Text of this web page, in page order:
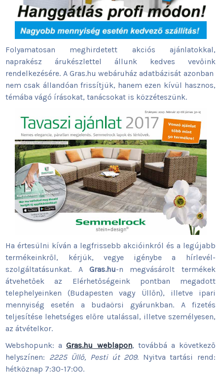
Folyamatosan meghirdetett akciós ajánlatokkal,
naprakész árukészlettel állunk kedves vevőink
rendelkezésére. A Gras.hu webáruház adatbázisát azonban
nem csak állandóan frissítjük, hanem ezen kívül hasznos,
témába vágó írásokat, tanácsokat is közzéteszünk.
Ha értesülni kíván a legfrissebb akcióinkról és a legújabb
termékeinkről, kérjük, vegye igénybe a hírlevél-
szolgáltatásunkat. A Gras.hu-n megvásárolt termékek
átvehetőek az Elérhetőségeink pontban megadott
telephelyeinken (Budapesten vagy Üllőn), illetve ipari
mennyiség esetén a budaörsi gyárunkban. A fizetés
teljesítése lehetséges előre utalással, illetve személyesen,
az átvételkor.
Webshopunk: aGras.hu weblapon, továbbá a következő
helyszínen: 2225 Üllő, Pesti út 209. Nyitva tartási rend:
hétköznap 7:30-17:00.